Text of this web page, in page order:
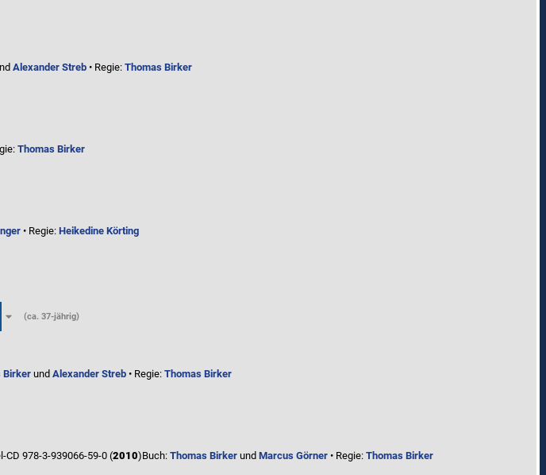
Alexander Streb • Regie: Thomas Birker
Thomas Birker
• Regie: Heikedine Körting
(ca. 37-jährig)
Birker und Alexander Streb • Regie: Thomas Birker
CD 978-3-939066-59-0 (2010)Buch: Thomas Birker und Marcus Görner • Regie: Thomas Birker